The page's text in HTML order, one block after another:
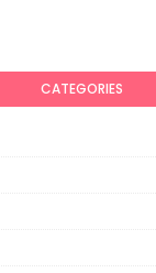
CATEGORIES